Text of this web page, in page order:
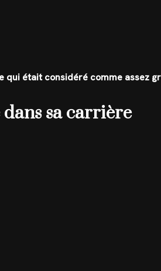
qui était considéré comme assez
sa carrière